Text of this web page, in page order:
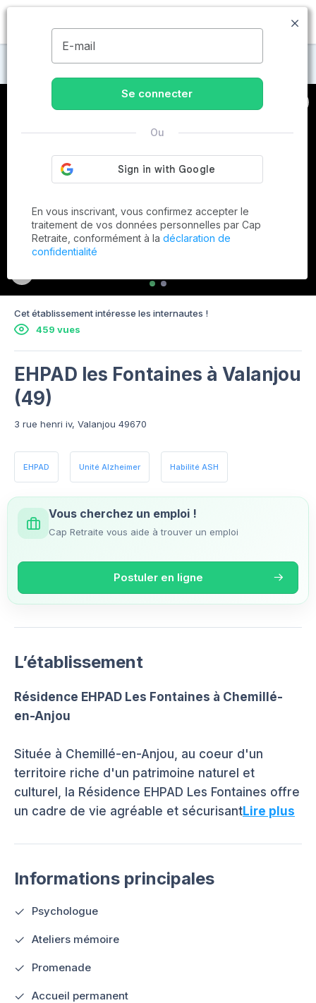
MENU
Maisons de retraite à Valanjou
Cet établissement intéresse les internautes !
459 vues
EHPAD les Fontaines à Valanjou
(49)
3 rue henri iv, Valanjou 49670
EHPAD Unité Alzheimer Habilité ASH
Vous cherchez un emploi !
Cap Retraite vous aide à trouver un emploi
Postuler en ligne
L’établissement
Résidence EHPAD Les Fontaines à Chemillé-
en-Anjou
Située à Chemillé-en-Anjou, au coeur d'un
territoire riche d'un patrimoine naturel et
culturel, la Résidence EHPAD Les Fontaines offre
un cadre de vie agréable et sécurisantLire plus
Informations principales
Psychologue
Ateliers mémoire
Promenade
Accueil permanent
E-mail
Se connecter
Ou
En vous inscrivant, vous confirmez accepter le
traitement de vos données personnelles par Cap
Retraite, conformément à la déclaration de
confidentialité